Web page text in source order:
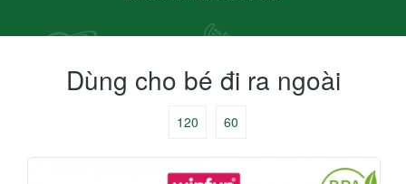
Dùng cho bé đi ra ngoài
120 60